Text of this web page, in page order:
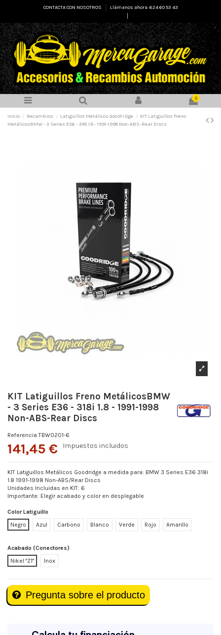
CONTACTA CON NOSOTROS
Llámanos ahora: 624 60 53 43
0
Inicio Recambios Latiguillos Metálicos Goodridge
KIT Latiguillos Freno
MetálicosBMW - 3 Series E36 - 318i 1.8 - 1991-1998 Non-ABS-Rear Discs
KIT Latiguillos Freno MetálicosBMW
- 3 Series E36 - 318i 1.8 - 1991-1998
Non-ABS-Rear Discs
Referencia TBW0201-6
141,45 € Impuestos incluidos
KIT Latiguillos Metálicos Goodridge a medida para: BMW 3 Series E36 318i
1.8 1991-1998 Non-ABS/Rear Discs
Unidades Incluidas en KIT: 6
Importante: Elegir acabado y color en desplegable
Color Latiguillo
Negro
Azul Carbono Blanco Verde Rojo Amarillo
Acabado (Conectores)
Nikel "Z1"
Inox
Pregunta sobre el producto